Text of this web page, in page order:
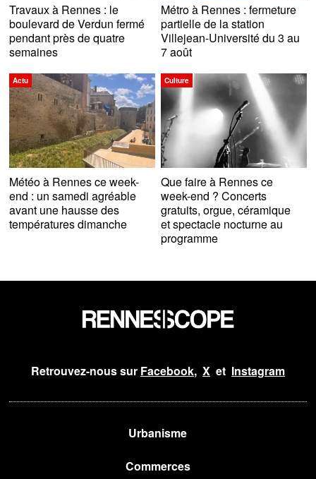
Travaux à Rennes : le
boulevard de Verdun fermé
pendant près de quatre
semaines
Métro à Rennes : fermeture
partielle de la station
Villejean-Université du 3 au
7 août
Actu
Météo à Rennes ce week-
end : un samedi agréable
avant une hausse des
températures dimanche
Culture
Que faire à Rennes ce
week-end ? Concerts
gratuits, orgue, céramique
et spectacle nocturne au
programme
Retrouvez-nous sur Facebook, X et Instagram
Urbanisme
Commerces